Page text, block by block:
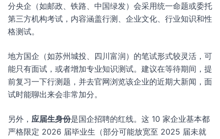
分央企（如邮政、铁路、中国绿发）会采用统一命题或委托
第三方机构考试，内容涵盖行测、企业文化、行业知识和性
格测试。
地方国企（如苏州城投、四川富润）的笔试形式较灵活，可
能只有面试，或者增加专业知识测试。建议在等待期间，提
前复习一下行测题，并去官网浏览该企业的近期大新闻，面
试时能聊出来会非常加分。
另外， 应届生身份是国企招聘的红线。这 10 家企业基本都
严格限定 2026 届毕业生（部分可能放宽至 2025 届未就